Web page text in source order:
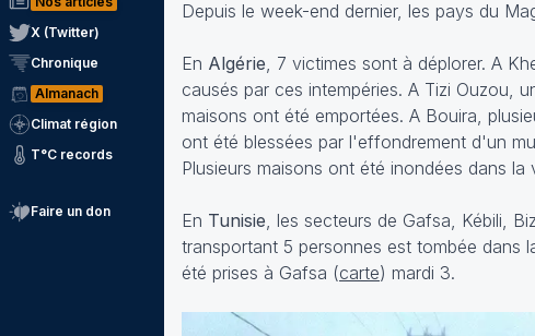
X (Twitter)
Chronique
Almanach
Climat région
T°C records
Faire un don
Depuis le week-end dernier, les pays du
En Algérie, 7 victimes sont à déplorer. A
causés par ces intempéries. A Tizi Ouzou,
maisons ont été emportées. A Bouira,
ont été blessées par l'effondrement d'un
Plusieurs maisons ont été inondées dans la
En Tunisie, les secteurs de Gafsa, Kébili,
transportant 5 personnes est tombée
été prises à Gafsa (carte) mardi 3.